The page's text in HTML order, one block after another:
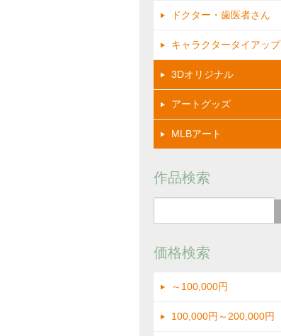
ドクター・歯医者さん
キャラクタータイアップ
3Dオリジナル
アートグッズ
MLBアート
作品検索
価格検索
～100,000円
100,000円～200,000円